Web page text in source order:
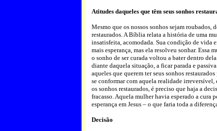
Atitudes daqueles que têm seus sonhos
Mesmo que os nossos sonhos sejam roubados,
restaurados. A Bíblia relata a história de uma
insatisfeita, acomodada. Sua condição de vida
mais esperança, mas ela resolveu sonhar. Essa
o sonho de ser curada voltou a bater dentro
diante daquela situação, a ficar parada e
aqueles que querem ter seus sonhos
se conformar com aquela realidade
os sonhos restaurados, é preciso que haja a
fracasso. Aquela mulher havia esperado a cura
esperança em Jesus – o que faria toda a
Decisão